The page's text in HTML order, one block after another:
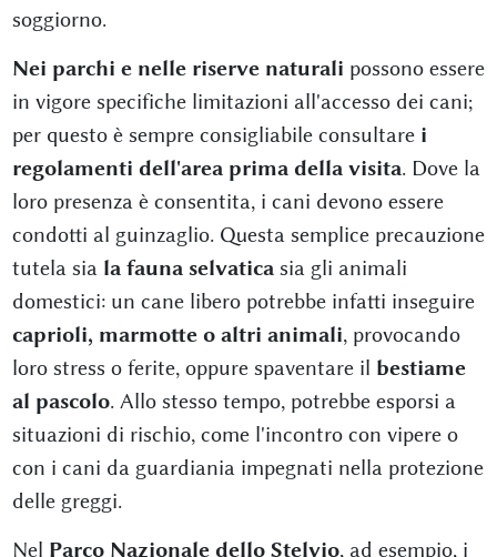
soggiorno.
Nei parchi e nelle riserve naturali possono essere
in vigore specifiche limitazioni all'accesso dei cani;
per questo è sempre consigliabile consultare i
regolamenti dell'area prima della visita. Dove la
loro presenza è consentita, i cani devono essere
condotti al guinzaglio. Questa semplice precauzione
tutela sia la fauna selvaticasia gli animali
domestici: un cane libero potrebbe infatti inseguire
caprioli, marmotte o altri animali, provocando
loro stress o ferite, oppure spaventare il bestiame
al pascolo. Allo stesso tempo, potrebbe esporsi a
situazioni di rischio, come l'incontro con vipere o
con i cani da guardiania impegnati nella protezione
delle greggi.
Nel Parco Nazionale dello Stelvio, ad esempio, i